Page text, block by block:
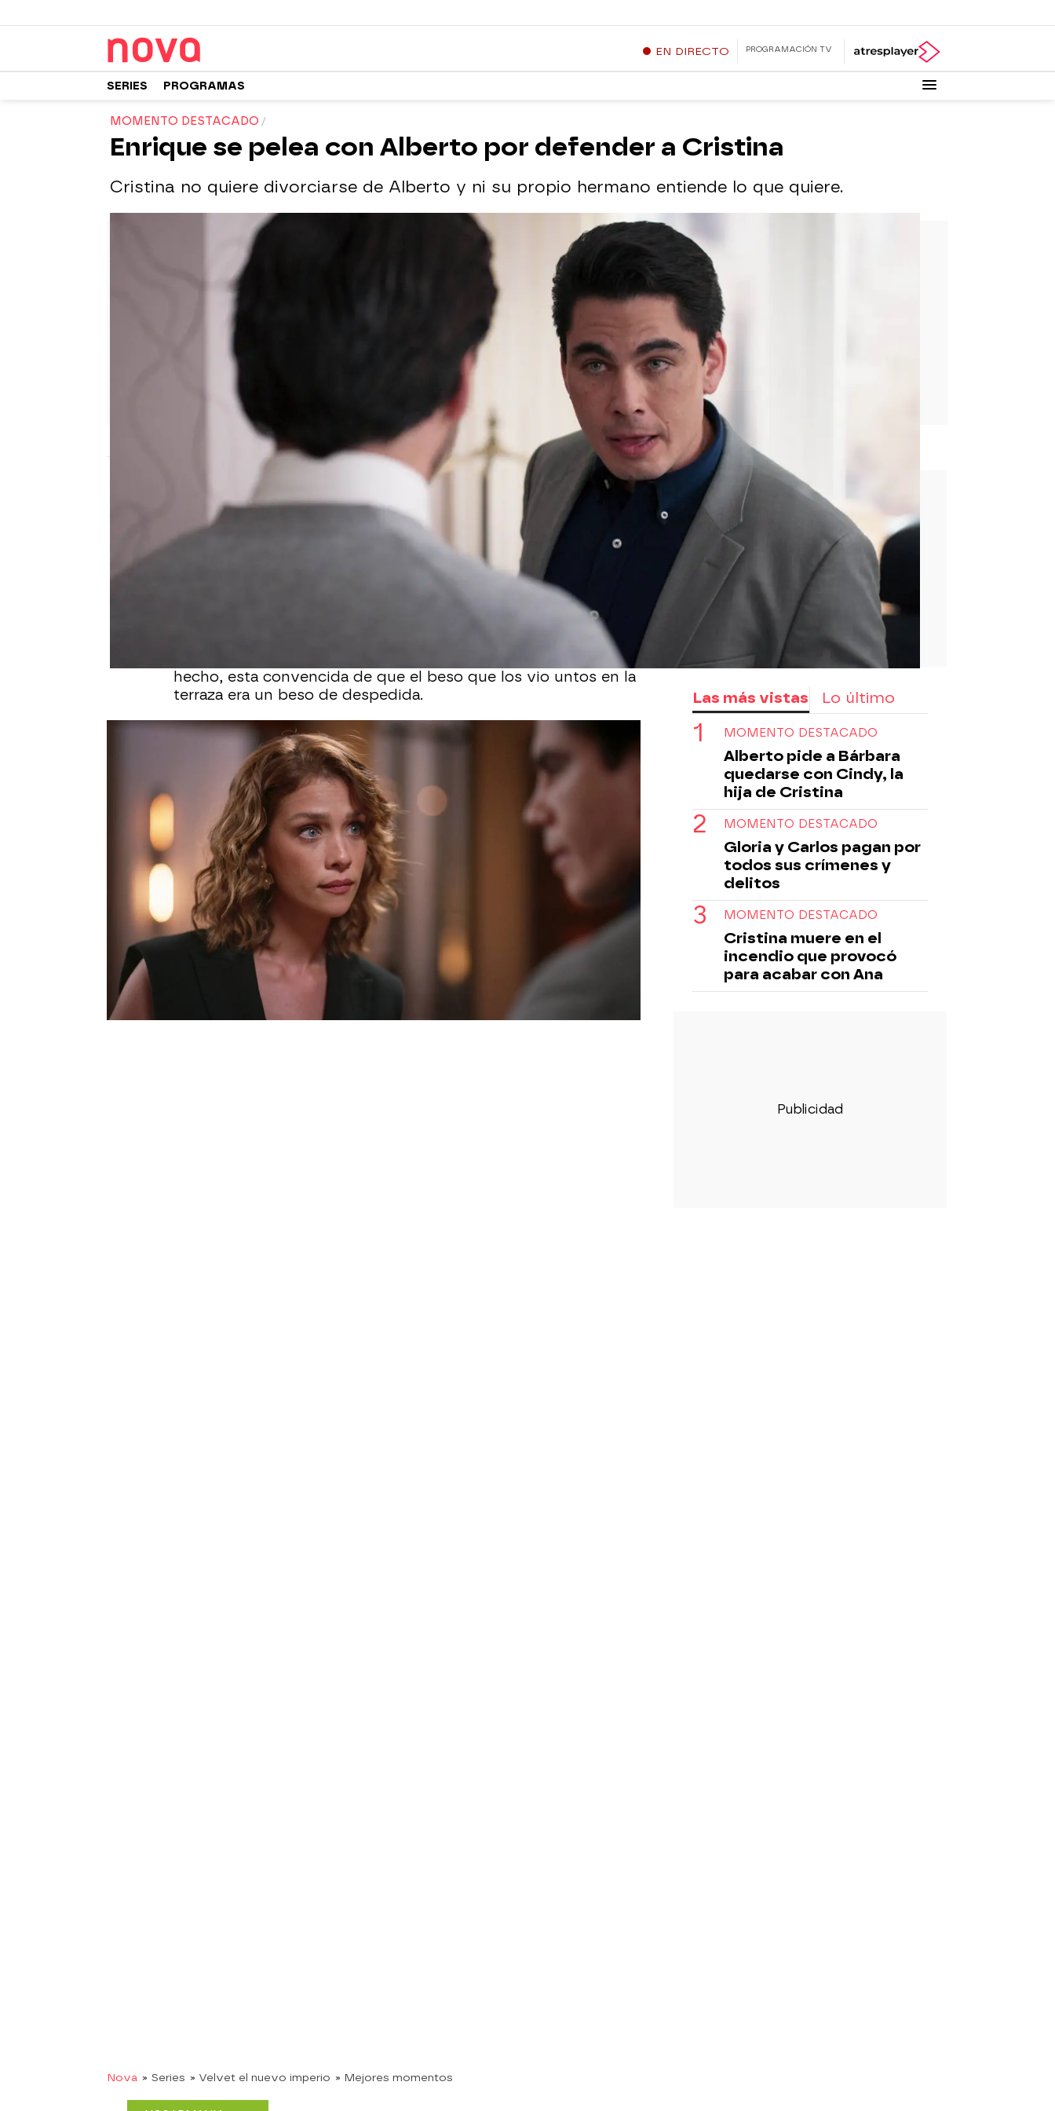
EN DIRECTO PROGRAMACIÓN TV
SERIES PROGRAMAS
MOMENTO DESTACADO
Enrique se pelea con Alberto por defender a Cristina
Cristina no quiere divorciarse de Alberto y ni su propio hermano entiende lo que quiere.
01 de marzo de 2026, 18:00
Whatsapp
Facebook Flipboard
decisiones en Velvet
. Ahora lo que va
Alberto le dice que no pueden
prescindir de ella pero hasta Cristina ha enfrentado de manera
terminado llorando y abrazada por las demás chicas Velvet.
. De
hecho, esta convencida de que el beso que los vio untos en la
terraza era un beso de despedida.
Por otro lado,Gloria ha salido del centro
en el que estaba
internada y ahora le pide dinero a Valeria, ya que le dejó todos
sus bienes y ella no tiene nada. Y a cambio le cuenta la verdad
de Isable, la madre de Alberto.
En efecto, Valeria se entera de que fue todo organizado para
quitarse del medio a Isabely quedarse con su hijo.
Nova » Series » Velvet el nuevo imperio » Mejores momentos
Las más vistas Lo último
MOMENTO DESTACADO
Alberto pide a Bárbara
quedarse con Cindy, la
hija de Cristina
MOMENTO DESTACADO
Gloria y Carlos pagan por
todos sus crímenes y
delitos
MOMENTO DESTACADO
Cristina muere en el
incendio que provocó
para acabar con Ana